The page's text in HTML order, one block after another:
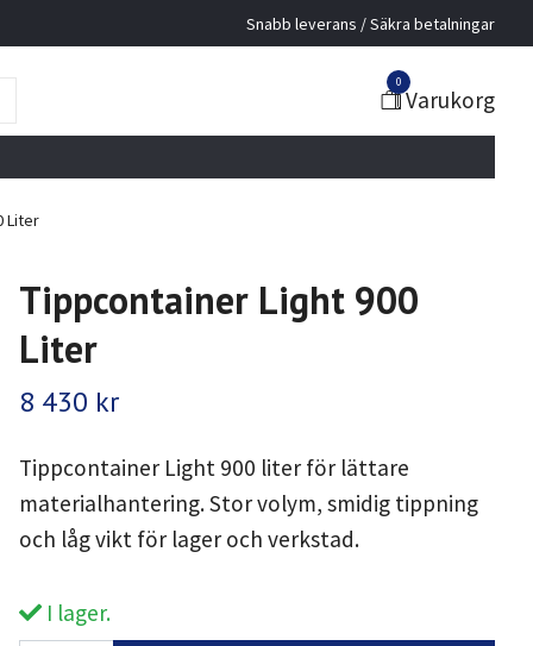
Snabb leverans / Säkra betalningar
0
Varukorg
Liter
Tippcontainer Light 900
Liter
8 430 kr
Tippcontainer Light 900 liter för lättare
materialhantering. Stor volym, smidig tippning
och låg vikt för lager och verkstad.
I lager.